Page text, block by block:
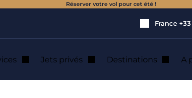
Réserver votre vol pour cet été !
France
Jets privés Destinations A